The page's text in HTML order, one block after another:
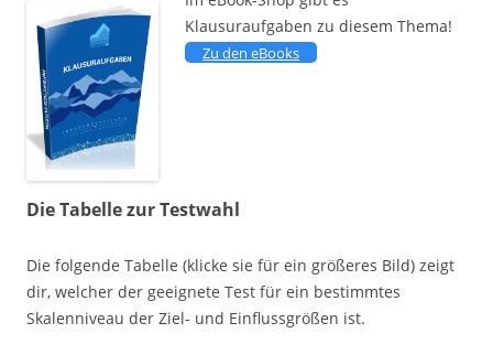
Klausuraufgaben zu diesem Thema!
Zu den eBooks
Die Tabelle zur Testwahl
Die folgende Tabelle (klicke sie für ein größeres Bild) zeigt
dir, welcher der geeignete Test für ein bestimmtes
Skalenniveau der Ziel- und Einflussgrößen ist.